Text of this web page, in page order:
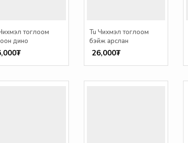
тоглоом
дино
Tu Чихмэл тоглоом
бэйж арслан
26,000₮